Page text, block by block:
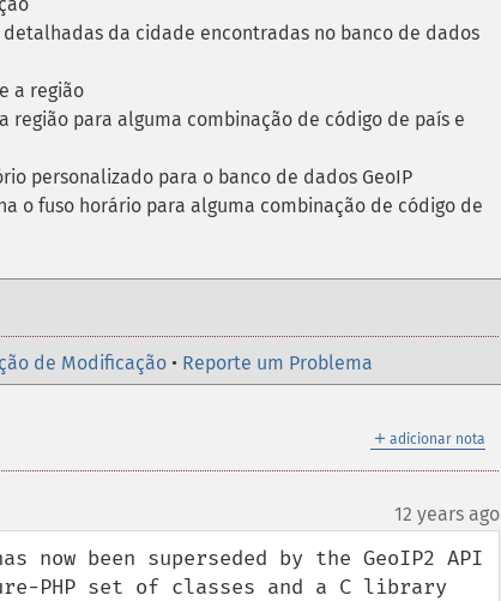
da cidade encontradas no banco de dados
a região
região para alguma combinação de código de país e
personalizado para o banco de dados GeoIP
o fuso horário para alguma combinação de código de
de Modificação • Reporte um Problema
＋ adicionar nota
12 years ago
been superseded by the GeoIP2 API
PHP set of classes and a C library